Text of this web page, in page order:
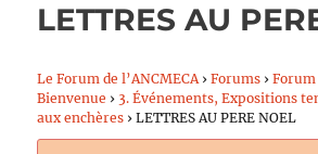
LETTRES AU
Le Forum de l’ANCMECA › Forums › Forum
Bienvenue › 3. Événements, Expositions
aux enchères › LETTRES AU PERE NOEL